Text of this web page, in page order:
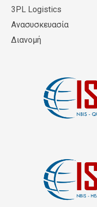
3PL Logistics
Ανασυσκευασία
Διανομή